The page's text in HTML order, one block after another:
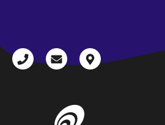
+43
radio@freequenns.at